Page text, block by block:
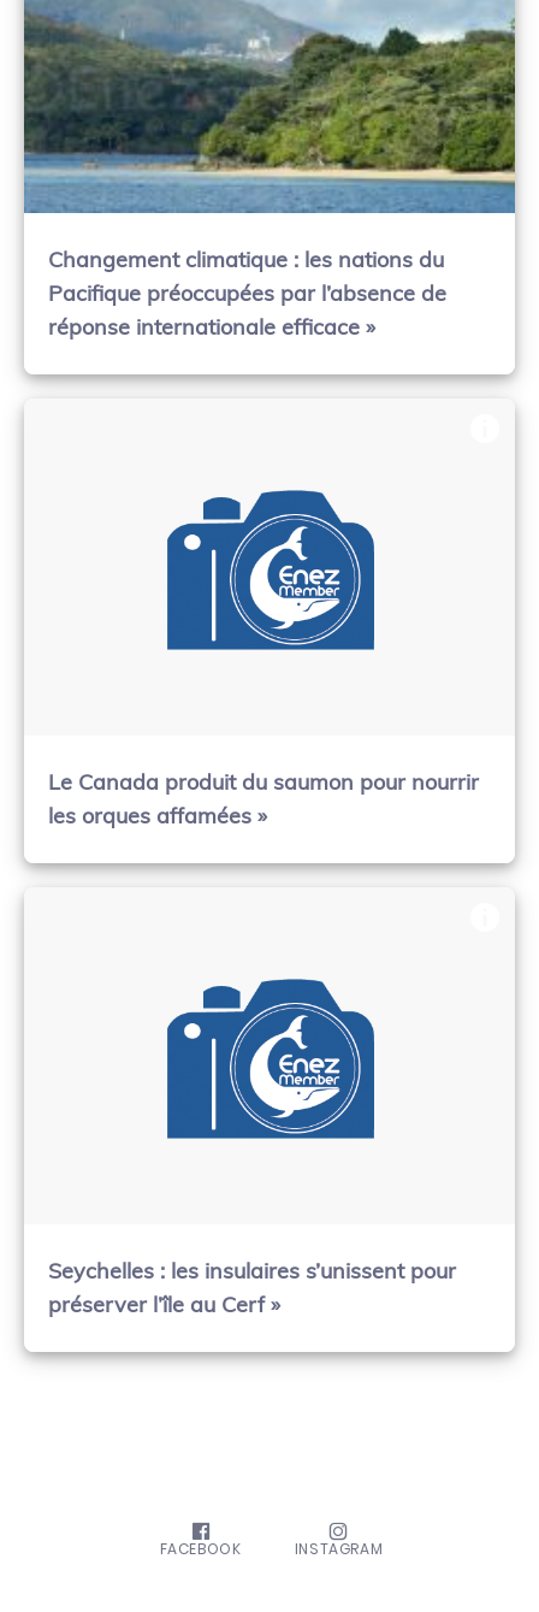
Changement climatique : les nations du
Pacifique préoccupées par l’absence de
réponse internationale efficace »
Le Canada produit du saumon pour nourrir
les orques affamées »
Seychelles : les insulaires s’unissent pour
préserver l’île au Cerf »
FACEBOOK INSTAGRAM